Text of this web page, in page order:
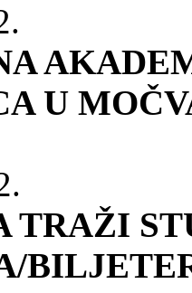
U
TRAŽI